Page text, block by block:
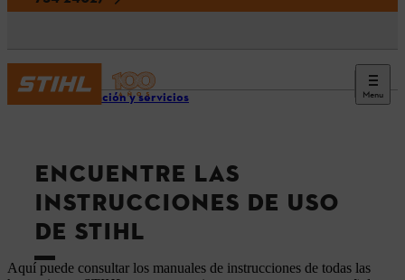
Menu
Información y servicios
ENCUENTRE LAS
INSTRUCCIONES DE USO
DE STIHL
Aquí puede consultar los manuales de instrucciones de todas las